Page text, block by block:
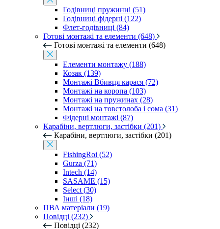
Годівниці пружинні (51)
Годівниці фідерні (122)
Флет-годівниці (84)
Готові монтажі та елементи (648)
Готові монтажі та елементи (648)
Елементи монтажу (188)
Козак (139)
Монтажі Вбивця карася (72)
Монтажі на коропа (103)
Монтажі на пружинах (28)
Монтажі на товстолоба і сома (31)
Фідерні монтажі (87)
Карабіни, вертлюги, застібки (201)
Карабіни, вертлюги, застібки (201)
FishingRoi (52)
Gurza (71)
Intech (14)
SASAME (15)
Select (30)
Інші (18)
ПВА матеріали (19)
Повідці (232)
Повідці (232)